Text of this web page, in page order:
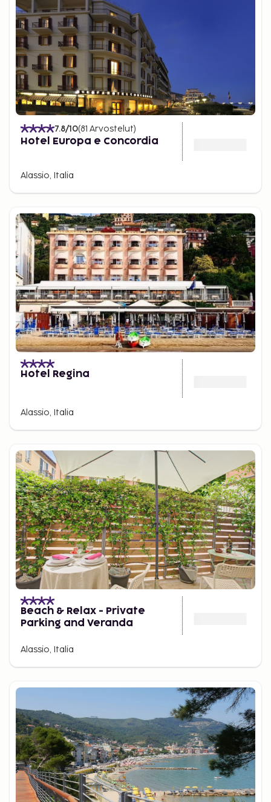
7.8/10(81 Arvostelut)
Hotel Europa e Concordia
Alassio, Italia
Hotel Regina
Alassio, Italia
Beach & Relax - Private
Parking and Veranda
Alassio, Italia